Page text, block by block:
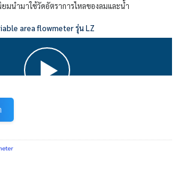
มนำมาใช้วัดอัตราการไหลของลมและน้ำ
area flowmeter รุ่น LZ